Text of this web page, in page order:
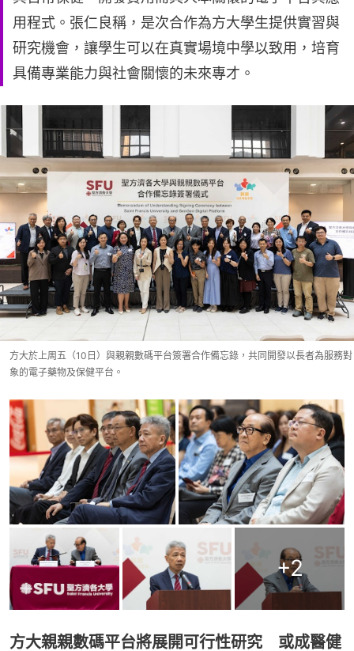
用程式。張仁良稱，是次合作為方大學生提供實習與
研究機會，讓學生可以在真實場境中學以致用，培育
具備專業能力與社會關懷的未來專才。
方大於上周五（10日）與親親數碼平台簽署合作備忘錄，共同開發以長者為服務對
象的電子藥物及保健平台。
+2
方大親親數碼平台將展開可行性研究 或成醫健